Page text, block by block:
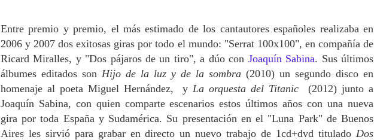
Entre premio y premio, el más estimado de los cantautores españoles realizaba en
2006 y 2007 dos exitosas giras por todo el mundo: "Serrat 100x100", en compañía de
Ricard Miralles, y "Dos pájaros de un tiro", a dúo con Joaquín Sabina. Sus últimos
álbumes editados son Hijo de la luz y de la sombra (2010) un segundo disco en
homenaje al poeta Miguel Hernández, y La orquesta del Titanic
(2012) junto a
Joaquín Sabina, con quien comparte escenarios estos últimos años con una nueva
gira por toda España y Sudamérica. Su presentación en el "Luna Park" de Buenos
Aires les sirvió para grabar en directo un nuevo trabajo de 1cd+dvd titulado Dos